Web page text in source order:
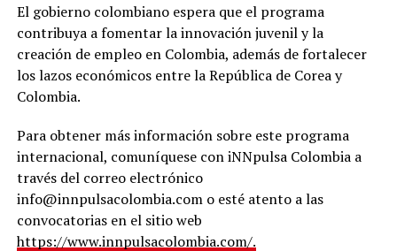
El gobierno colombiano espera que el programa
contribuya a fomentar la innovación juvenil y la
creación de empleo en Colombia, además de fortalecer
los lazos económicos entre la República de Corea y
Colombia.
Para obtener más información sobre este programa
internacional, comuníquese con iNNpulsa Colombia a
través del correo electrónico
info@innpulsacolombia.com o esté atento a las
convocatorias en el sitio web
https://www.innpulsacolombia.com/.